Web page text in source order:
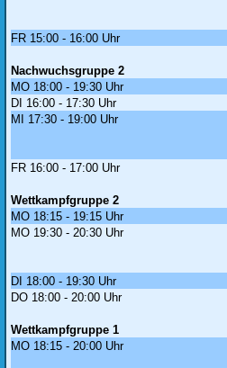
FR 15:00 - 16:00 Uhr
Nachwuchsgruppe 2
MO 18:00 - 19:30 Uhr
DI 16:00 - 17:30 Uhr
MI 17:30 - 19:00 Uhr
FR 16:00 - 17:00 Uhr
Wettkampfgruppe 2
MO 18:15 - 19:15 Uhr
MO 19:30 - 20:30 Uhr
DI 18:00 - 19:30 Uhr
DO 18:00 - 20:00 Uhr
Wettkampfgruppe 1
MO 18:15 - 20:00 Uhr